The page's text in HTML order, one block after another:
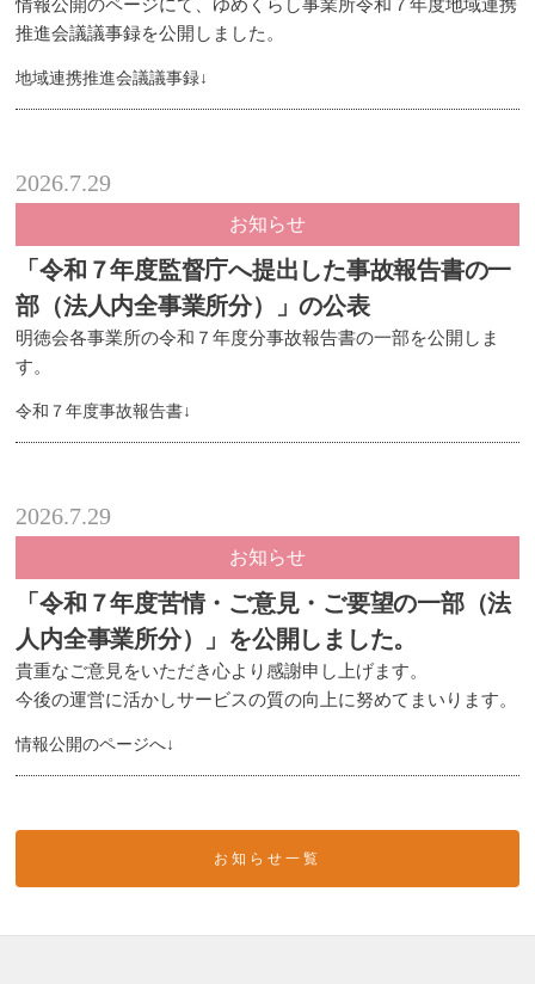
情報公開のページにて、ゆめくらし事業所令和７年度地域連携
推進会議議事録を公開しました。
地域連携推進会議議事録↓
2026.7.29
お知らせ
「令和７年度監督庁へ提出した事故報告書の一
部（法人内全事業所分）」の公表
明徳会各事業所の令和７年度分事故報告書の一部を公開しま
す。
令和７年度事故報告書↓
2026.7.29
お知らせ
「令和７年度苦情・ご意見・ご要望の一部（法
人内全事業所分）」を公開しました。
貴重なご意見をいただき心より感謝申し上げます。
今後の運営に活かしサービスの質の向上に努めてまいります。
情報公開のページへ↓
お知らせ一覧